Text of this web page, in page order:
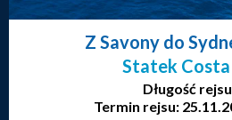
Z Savony do
Statek
Długość
Termin rejsu: